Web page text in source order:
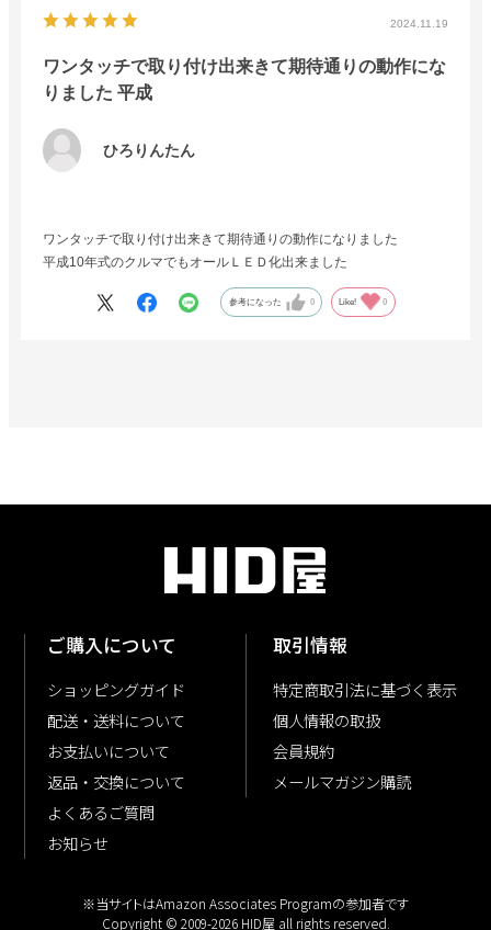
2024.11.19
ワンタッチで取り付け出来きて期待通りの動作にな
りました 平成
ひろりんたん
ワンタッチで取り付け出来きて期待通りの動作になりました
平成10年式のクルマでもオールＬＥＤ化出来ました
参考になった 0 Like! 0
ご購入について
ショッピングガイド
配送・送料について
お支払いについて
返品・交換について
よくあるご質問
お知らせ
取引情報
特定商取引法に基づく表示
個人情報の取扱
会員規約
メールマガジン購読
※当サイトはAmazon Associates Programの参加者です
Copyright © 2009-2026HID屋 all rights reserved.